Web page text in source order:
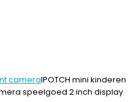
cameraIPOTCH mini kinderen
speelgoed 2 inch display